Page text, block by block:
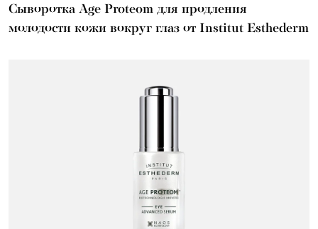
Сыворотка Age Proteom для продления
молодости кожи вокруг глаз от Institut Esthederm